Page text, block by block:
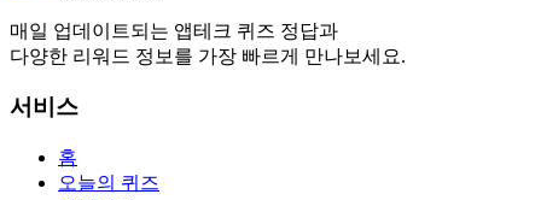
매일 업데이트되는 앱테크 퀴즈 정답과
다양한 리워드 정보를 가장 빠르게 만나보세요.
서비스
홈
오늘의 퀴즈